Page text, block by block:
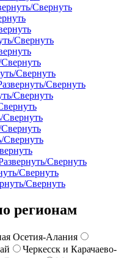
Свернуть
Свернуть
Свернуть
Свернуть
Свернуть
Свернуть
Свернуть
Свернуть
Свернуть
Свернуть
Свернуть
Свернуть
регионам
Осетия-Алания
Черкесск и Карачаево-